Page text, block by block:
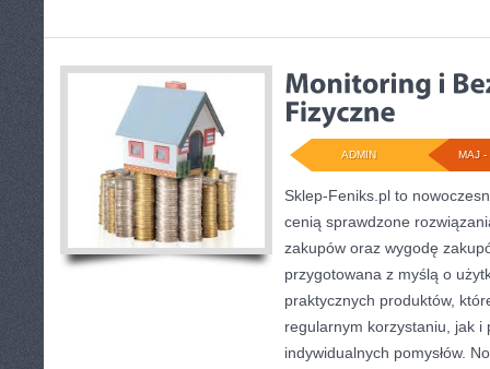
MAJ -
ADMIN
Sklep-Feniks.pl to
cenią sprawdzone
zakupów oraz wygodę
przygotowana z myślą o
praktycznych produktów,
regularnym korzystaniu, jak i
indywidualnych pomysłów.